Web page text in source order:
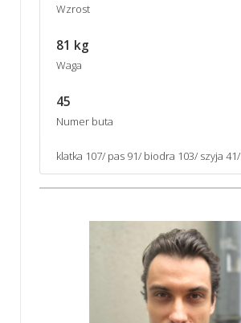
Wzrost
81 kg
Waga
45
Numer buta
klatka 107/ pas 91/ biodra 103/ szyja 41/